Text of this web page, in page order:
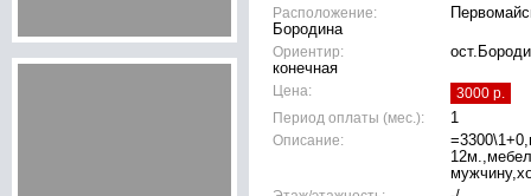
Расположение:
Бородина
Ориентир:
конечная
Цена:
3000 р.
Период оплаты (мес.):
1
Описание: